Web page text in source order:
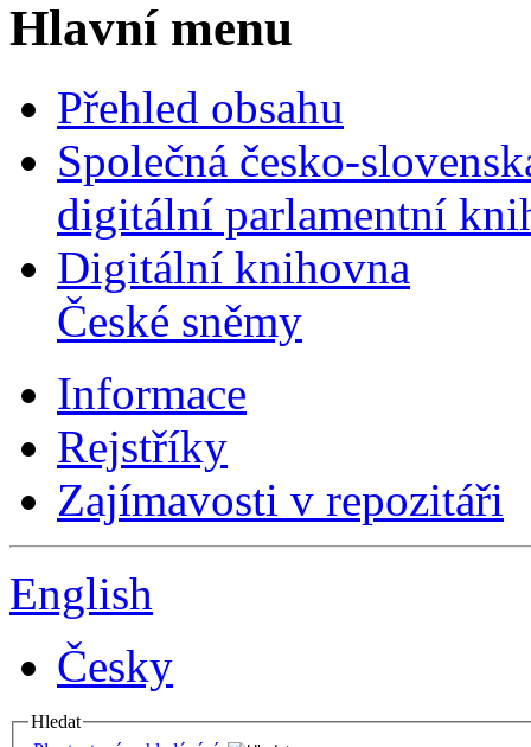
Hlavní menu
Přehled obsahu
Společná česko-
digitální parlamentní
Digitální knihovna
České sněmy
Informace
Rejstříky
Zajímavosti v repozitáři
English
Česky
Hledat